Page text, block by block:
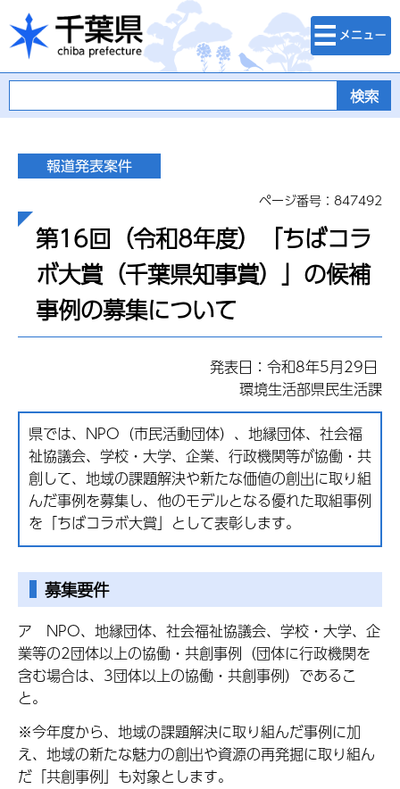
千葉県
検索・メニュ
ー
ページ番号：847492
第16回（令和8年度）「ちばコラ
ボ大賞（千葉県知事賞）」の候補
事例の募集について
発表日：令和8年5月29日
環境生活部県民生活課
県では、NPO（市民活動団体）、地縁団体、社会福
祉協議会、学校・大学、企業、行政機関等が協働・共
創して、地域の課題解決や新たな価値の創出に取り組
んだ事例を募集し、他のモデルとなる優れた取組事例
を「ちばコラボ大賞」として表彰します。
募集要件
ア NPO、地縁団体、社会福祉協議会、学校・大学、企
業等の2団体以上の協働・共創事例（団体に行政機関を
含む場合は、3団体以上の協働・共創事例）であるこ
と。
※今年度から、地域の課題解決に取り組んだ事例に加
え、地域の新たな魅力の創出や資源の再発掘に取り組ん
だ「共創事例」も対象とします。